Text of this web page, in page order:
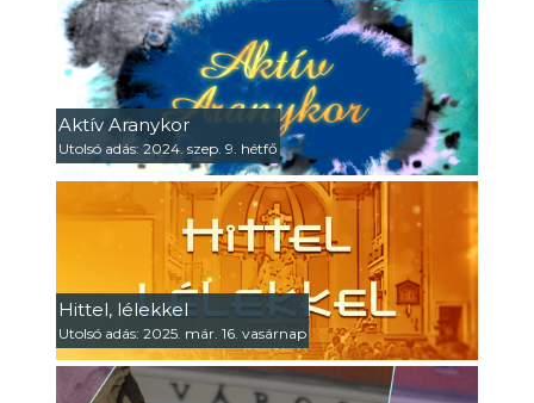
Aktív Aranykor
Utolsó adás: 2024. szep. 9. hétfő
Hittel, lélekkel
Utolsó adás: 2025. már. 16. vasárnap